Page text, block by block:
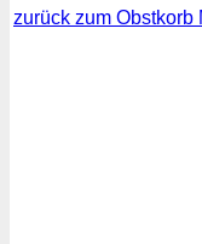
zurück zum Obstkorb